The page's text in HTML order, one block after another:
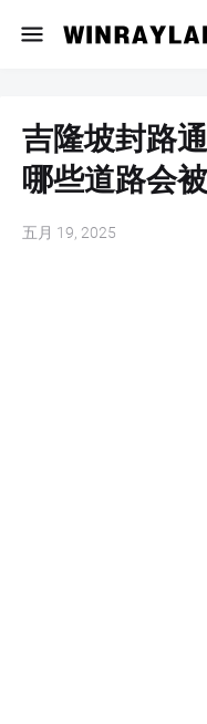
吉隆坡封路
哪些道路会被
五月 19, 2025